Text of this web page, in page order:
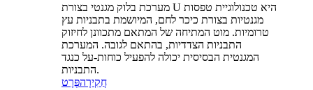
מערכת בלוק מגנטי בצורת U היא טכנולוגיית טפסות
מגנטיות בצורת כיכר לחם, המיושמת בתבניות עץ
טרומיות. מוט המתיחה של המתאם מתכוונן לחיזוק
התבניות הצדדיות, בהתאם לגובה. המערכת
המגנטית הבסיסית יכולה להפעיל כוחות-על כנגד
התבניות.
חֲקִירָהפְּרָט